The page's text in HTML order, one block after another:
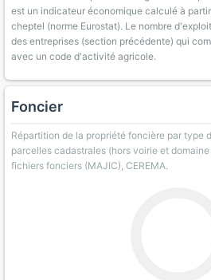
est un indicateur économique calculé à
cheptel (norme Eurostat). Le nombre
des entreprises (section précédente) qui
avec un code d'activité agricole.
Foncier
Répartition de la propriété foncière par type
parcelles cadastrales (hors voirie et
fichiers fonciers (MAJIC), CEREMA.